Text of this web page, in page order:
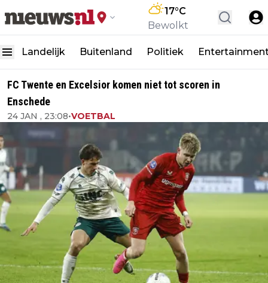
17°C
Bewolkt
Landelijk Buitenland Politiek
FC Twente en Excelsior komen niet tot scoren in
Enschede
24 JAN , 23:08•VOETBAL